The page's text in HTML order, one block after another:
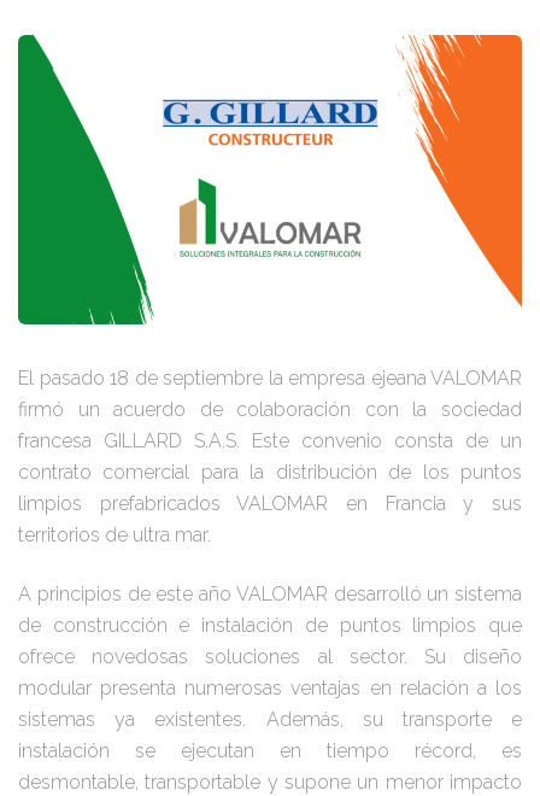
El pasado 18 de septiembre la empresa ejeana VALOMAR
firmó un acuerdo de colaboración con la sociedad
francesa GILLARD S.A.S. Este convenio consta de un
contrato comercial para la distribución de los puntos
limpios prefabricados VALOMAR en Francia y sus
territorios de ultra mar.
A principios de este año VALOMAR desarrolló un sistema
de construcción e instalación de puntos limpios que
ofrece novedosas soluciones al sector. Su diseño
modular presenta numerosas ventajas en relación a los
sistemas ya existentes. Además, su transporte e
instalación se ejecutan en tiempo récord, es
desmontable, transportable y supone un menor impacto